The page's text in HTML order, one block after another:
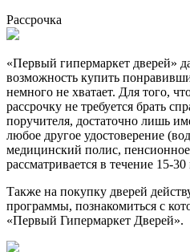
Рассрочка
«Первый гипермаркет дверей»
возможность купить
немного не хватает. Для того,
рассрочку не требуется брать
поручителя, достаточно лишь
любое другое удостоверение
медицинский полис, пенсионное
рассматривается в течение 15-
Также на покупку дверей
программы, познакомиться с
«Первый Гипермаркет Дверей».